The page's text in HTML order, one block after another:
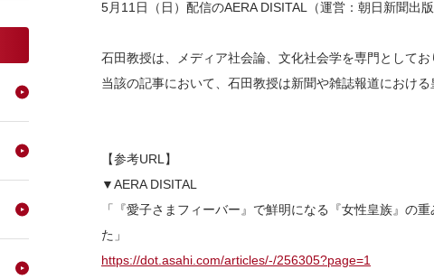
5月11日（日）配信のAERA DISITAL（運営：朝日新聞出
石田教授は、メディア社会論、文化社会学を専門として
当該の記事において、石田教授は新聞や雑誌報道におけ
【参考URL】
▼AERA DISITAL
「『愛子さまフィーバー』で鮮明になる『女性皇族』
た」
https://dot.asahi.com/articles/-/256305?page=1